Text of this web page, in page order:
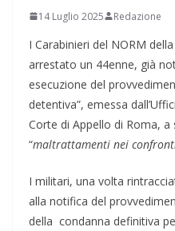
14 Luglio 2025 Redazione
I Carabinieri del NORM
arrestato un 44enne, già
esecuzione del
detentiva”, emessa
Corte di Appello di Roma,
“maltrattamenti nei
I militari, una volta
alla notifica del
della condanna definitiva